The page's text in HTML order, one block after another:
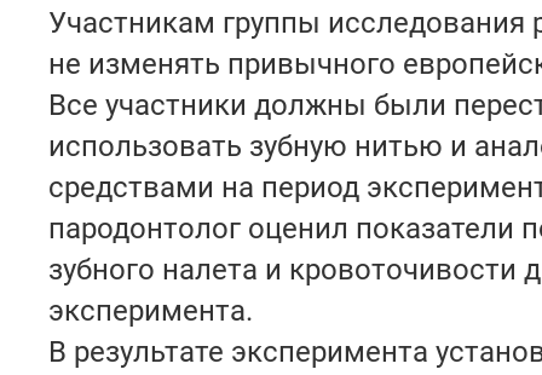
Участникам группы исследования
не изменять привычного
Все участники должны были
использовать зубную нитью и
средствами на период
пародонтолог оценил показатели
зубного налета и кровоточивости
эксперимента.
В результате эксперимента